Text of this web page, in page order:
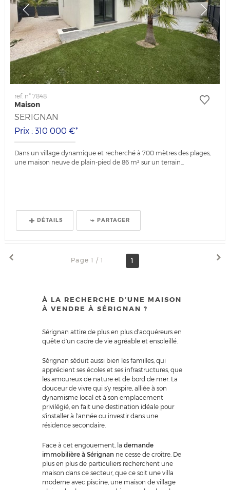
ref. n° 7848
Maison
SERIGNAN
Prix : 310 000 €*
Dans un village dynamique et recherché à 700 mètres des plages,
une maison neuve de plain-pied de 86 m² sur un terrain...
DÉTAILS PARTAGER
Page 1 / 1 1
À LA RECHERCHE D’UNE MAISON
À VENDRE À SÉRIGNAN ?
Sérignan attire de plus en plus d’acquéreurs en
quête d’un cadre de vie agréable et ensoleillé.
Sérignan séduit aussi bien les familles, qui
apprécient ses écoles et ses infrastructures, que
les amoureux de nature et de bord de mer. La
douceur de vivre qui s’y respire, alliée à son
dynamisme local et à son emplacement
privilégié, en fait une destination idéale pour
s’installer à l’année ou investir dans une
résidence secondaire.
Face à cet engouement, lademande
immobilière à Sérignan ne cesse de croître. De
plus en plus de particuliers recherchent une
maison dans ce secteur, que ce soit une villa
moderne avec piscine, une maison de village